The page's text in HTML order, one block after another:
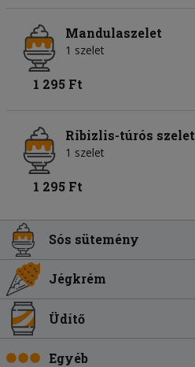
Mandulaszelet
1 szelet
1 295 Ft
Ribizlis-túrós szelet
1 szelet
1 295 Ft
Sós sütemény
Jégkrém
Üdítő
Egyéb